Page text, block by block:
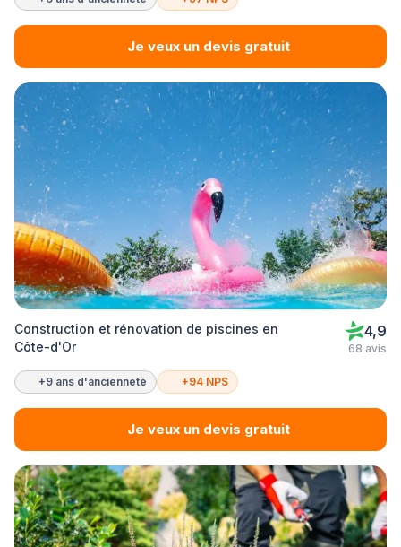
Je veux un devis gratuit
Construction et rénovation de piscines en
Côte-d'Or
4,9
68 avis
+9 ans d'ancienneté +94 NPS
Je veux un devis gratuit